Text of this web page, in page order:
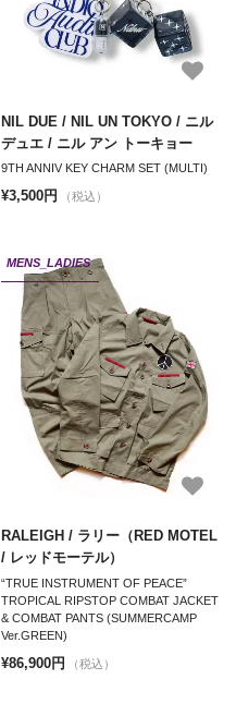
NIL DUE / NIL UN TOKYO / ニル
デュエ / ニル アン トーキョー
9TH ANNIV KEY CHARM SET (MULTI)
¥3,500円 （税込）
MENS_LADIES
RALEIGH / ラリー（RED MOTEL
/ レッドモーテル）
“TRUE INSTRUMENT OF PEACE”
TROPICAL RIPSTOP COMBAT JACKET
& COMBAT PANTS (SUMMERCAMP
Ver.GREEN)
¥86,900円 （税込）